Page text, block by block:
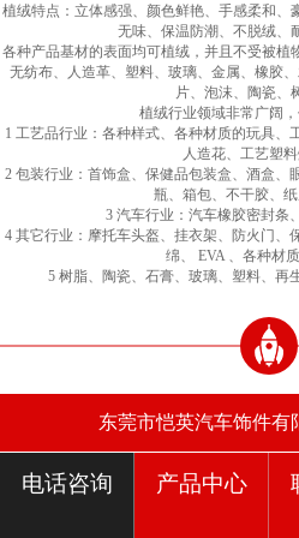
植绒特点：立体感强、颜色鲜艳、手感柔和、
无味、保温防潮、不脱绒、
各种产品基材的表面均可植绒，并且不受被植
无纺布、人造革、塑料、玻璃、金属、橡胶
片、泡沫、陶瓷、
植绒行业领域非常广阔，
1 工艺品行业：各种样式、各种材质的玩具、
人造花、工艺塑料
2 包装行业：首饰盒、保健品包装盒、酒盒、
瓶、箱包、不干胶、纸
3 汽车行业：汽车橡胶密封条
4 其它行业：摩托车头盔、挂衣架、防火门、
绵、 EVA 、各种材
5 树脂、陶瓷、石膏、玻璃、塑料、再
东莞市恺英汽车饰件有
电话咨询 产品中心